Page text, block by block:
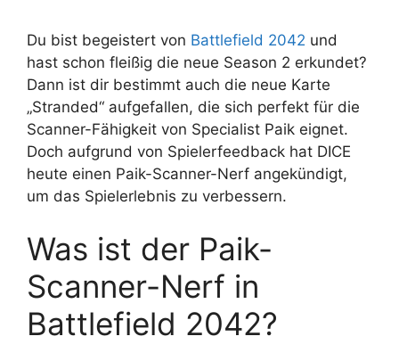
Du bist begeistert von Battlefield 2042 und
hast schon fleißig die neue Season 2 erkundet?
Dann ist dir bestimmt auch die neue Karte
„Stranded“ aufgefallen, die sich perfekt für die
Scanner-Fähigkeit von Specialist Paik eignet.
Doch aufgrund von Spielerfeedback hat DICE
heute einen Paik-Scanner-Nerf angekündigt,
um das Spielerlebnis zu verbessern.
Was ist der Paik-
Scanner-Nerf in
Battlefield 2042?